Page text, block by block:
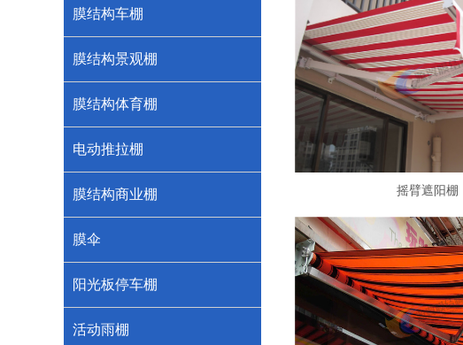
摇臂遮阳棚
膜结构车棚
膜结构景观棚
膜结构体育棚
电动推拉棚
膜结构商业棚
膜伞
阳光板停车棚
活动雨棚